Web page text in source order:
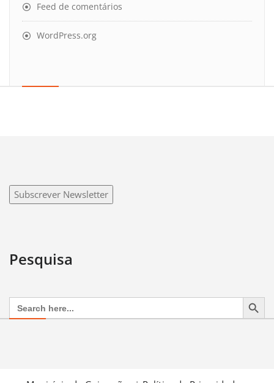
Feed de comentários
WordPress.org
Subscrever Newsletter
Pesquisa
Search
for:
Search Button